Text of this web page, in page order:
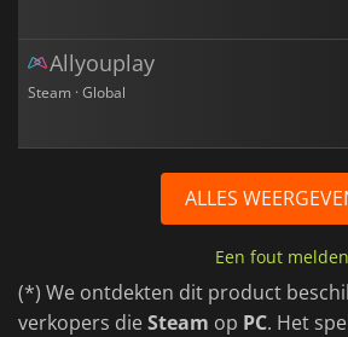
Allyouplay
Steam · Global
ALLES
Een fout
(*) We ontdekten dit product
verkopers dieSteam op PC. Het